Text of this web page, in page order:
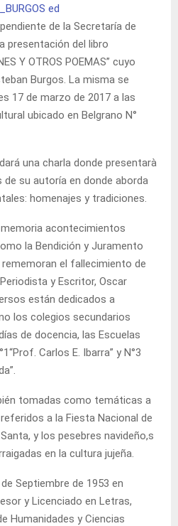
de la Secretaría de
presentación del libro
Y OTROS POEMAS” cuyo
Burgos. La misma se
17 de marzo de 2017 a las
ubicado en Belgrano N°
una charla donde presentarà
de su autoría en donde aborda
homenajes y tradiciones.
acontecimientos
la Bendición y Juramento
rememoran el fallecimiento de
y Escritor, Oscar
están dedicados a
los colegios secundarios
de docencia, las Escuelas
Carlos E. Ibarra” y N°3
tomadas como temáticas a
a la Fiesta Nacional de
y los pesebres navideño,s
en la cultura jujeña.
Septiembre de 1953 en
y Licenciado en Letras,
Humanidades y Ciencias